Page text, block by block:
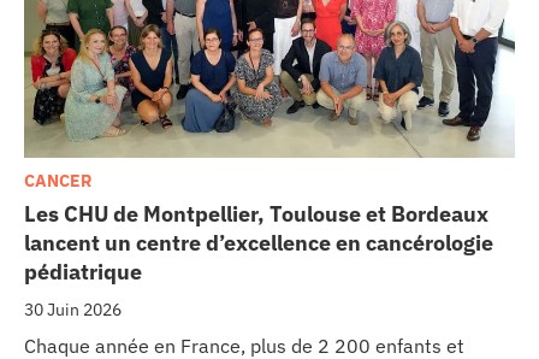
Les CHU de Montpellier, Toulouse et Bordeaux
lancent un centre d’excellence en cancérologie
pédiatrique
30 Juin 2026
CANCER
Chaque année en France, plus de 2 200 enfants et